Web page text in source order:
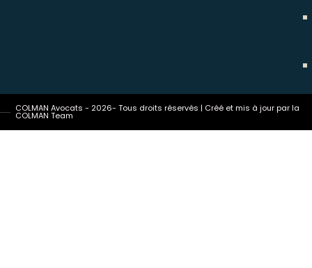
COLMAN Avocats - 2026- Tous droits réservés | Créé et mis à jour par la
COLMAN Team